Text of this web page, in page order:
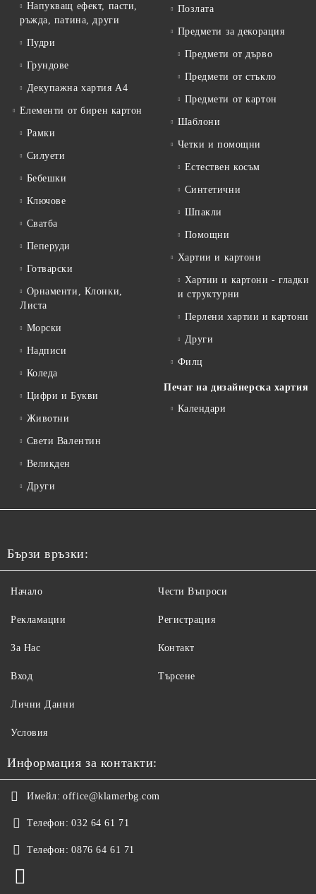
Напукващ ефект, пасти,
ръжда, патина, други
Пудри
Грундове
Декупажна хартия А4
Елементи от бирен картон
Рамки
Силуети
Бебешки
Ключове
Сватба
Пеперуди
Готварски
Орнаменти, Клонки,
Листа
Морски
Надписи
Коледа
Цифри и Букви
Животни
Свети Валентин
Великден
Други
Позлата
Предмети за декорация
Предмети от дърво
Предмети от стъкло
Предмети от картон
Шаблони
Четки и помощни
Естествен косъм
Синтетични
Шпакли
Помощни
Хартии и картони
Хартии и картони - гладки
и структурни
Перлени хартии и картони
Други
Филц
Печат на дизайнерска хартия
Календари
Бързи връзки:
Начало
Рекламации
За Нас
Вход
Чести Въпроси
Регистрация
Контакт
Търсене
Лични Данни
Условия
Информация за контакти:
Имейл: office@klamerbg.com
Телефон: 032 64 61 71
Телефон: 0876 64 61 71